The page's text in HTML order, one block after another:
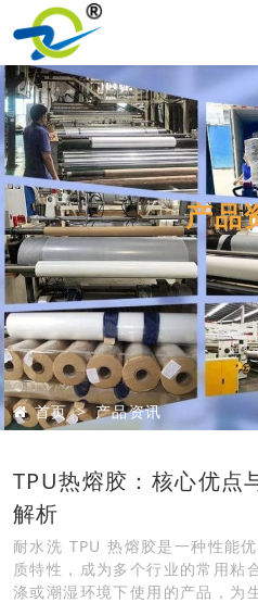
产品
首页 产品资讯
TPU热熔胶：核心优点
解析
耐水洗 TPU 热熔胶是一种性能
质特性，成为多个行业的常用粘
涤或潮湿环境下使用的产品，为